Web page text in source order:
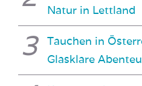
Natur in Lettland
Tauchen in
Glasklare